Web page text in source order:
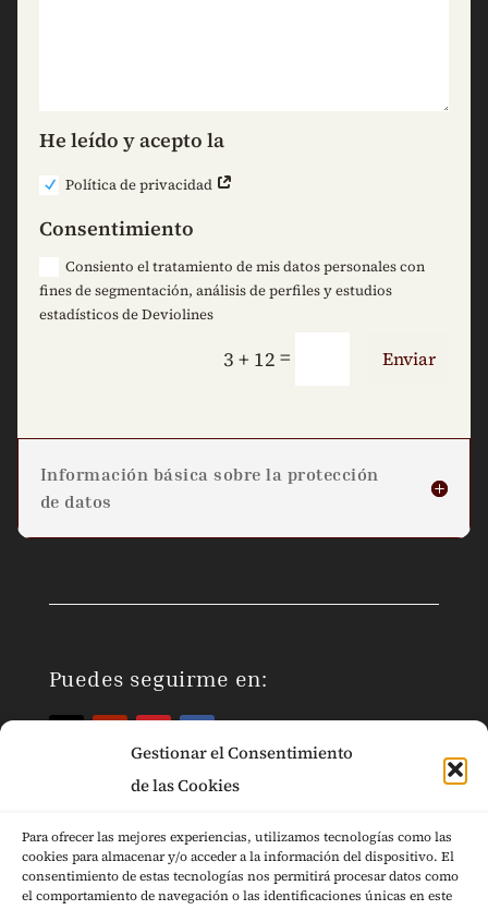
Gestionar el Consentimiento
de las Cookies
Para ofrecer las mejores experiencias, utilizamos tecnologías como las
cookies para almacenar y/o acceder a la información del dispositivo. El
consentimiento de estas tecnologías nos permitirá procesar datos como
el comportamiento de navegación o las identificaciones únicas en este
He leído y acepto la
Política de privacidad
Consentimiento
Consiento el tratamiento de mis datos personales con
fines de segmentación, análisis de perfiles y estudios
estadísticos de Deviolines
3 + 12 = Enviar
Información básica sobre la protección
de datos
Puedes seguirme en:
Páginas Legales